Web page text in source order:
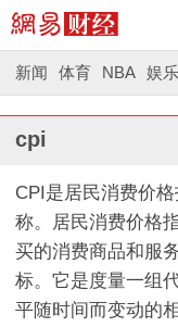
新闻 体育 NBA 娱乐
cpi
CPI是居民消费价
称。居民消费价格
买的消费商品和服
标。它是度量一组
平随时间而变动的